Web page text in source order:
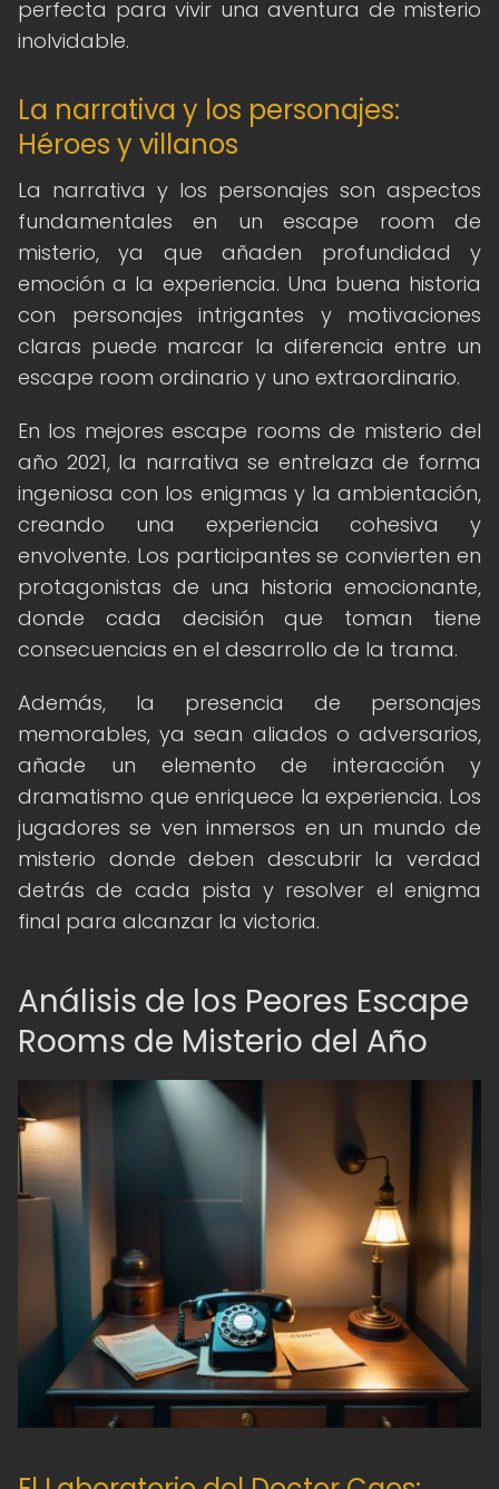
perfecta para vivir una aventura de misterio
inolvidable.
La narrativa y los personajes:
Héroes y villanos
La narrativa y los personajes son aspectos
fundamentales en un escape room de
misterio, ya que añaden profundidad y
emoción a la experiencia. Una buena historia
con personajes intrigantes y motivaciones
claras puede marcar la diferencia entre un
escape room ordinario y uno extraordinario.
En los mejores escape rooms de misterio del
año 2021, la narrativa se entrelaza de forma
ingeniosa con los enigmas y la ambientación,
creando una experiencia cohesiva y
envolvente. Los participantes se convierten en
protagonistas de una historia emocionante,
donde cada decisión que toman tiene
consecuencias en el desarrollo de la trama.
Además, la presencia de personajes
memorables, ya sean aliados o adversarios,
añade un elemento de interacción y
dramatismo que enriquece la experiencia. Los
jugadores se ven inmersos en un mundo de
misterio donde deben descubrir la verdad
detrás de cada pista y resolver el enigma
final para alcanzar la victoria.
Análisis de los Peores Escape
Rooms de Misterio del Año